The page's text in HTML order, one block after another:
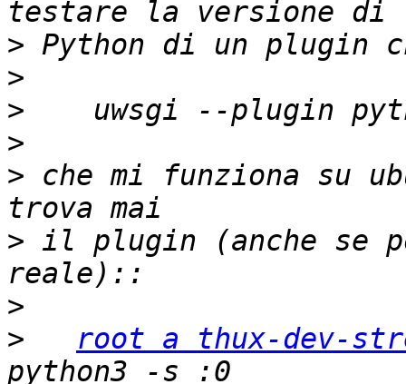
>
>
>
>
> che mi funziona su
> il plugin (anche se
>
>
root a thux-dev-